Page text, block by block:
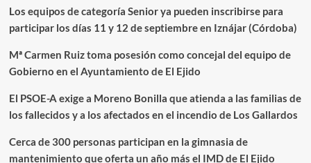
Los equipos de categoría Senior ya pueden inscribirse para
participar los días 11 y 12 de septiembre en Iznájar (Córdoba)
Mª Carmen Ruiz toma posesión como concejal del equipo de
Gobierno en el Ayuntamiento de El Ejido
El PSOE-A exige a Moreno Bonilla que atienda a las familias de
los fallecidos y a los afectados en el incendio de Los Gallardos
Cerca de 300 personas participan en la gimnasia de
mantenimiento que oferta un año más el IMD de El Ejido